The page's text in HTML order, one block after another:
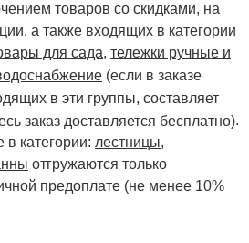
товаров со скидками, на
а также входящих в категории
для сада, тележки ручные и
(если в заказе
в эти группы, составляет
заказ доставляется бесплатно).
категории: лестницы,
отгружаются только
предоплате (не менее 10%